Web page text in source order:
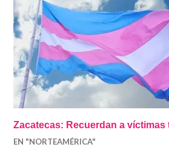
Zacatecas: Recuerdan a víctimas
EN "NORTEAMÉRICA"